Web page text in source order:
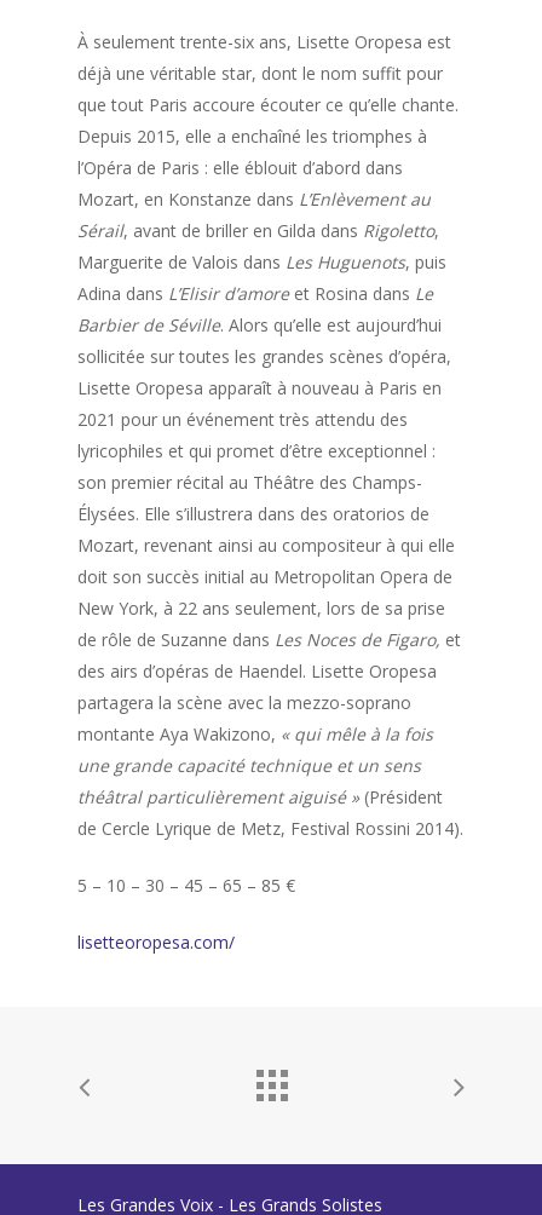
À seulement trente-six ans, Lisette Oropesa est
déjà une véritable star, dont le nom suffit pour
que tout Paris accoure écouter ce qu’elle chante.
Depuis 2015, elle a enchaîné les triomphes à
l’Opéra de Paris : elle éblouit d’abord dans
Mozart, en Konstanze dans L’Enlèvement au
Sérail, avant de briller en Gilda dans Rigoletto,
Marguerite de Valois dans Les Huguenots, puis
Adina dans L’Elisir d’amoreet Rosina dans Le
Barbier de Séville. Alors qu’elle est aujourd’hui
sollicitée sur toutes les grandes scènes d’opéra,
Lisette Oropesa apparaît à nouveau à Paris en
2021 pour un événement très attendu des
lyricophiles et qui promet d’être exceptionnel :
son premier récital au Théâtre des Champs-
Élysées. Elle s’illustrera dans des oratorios de
Mozart, revenant ainsi au compositeur à qui elle
doit son succès initial au Metropolitan Opera de
New York, à 22 ans seulement, lors de sa prise
de rôle de Suzanne dans Les Noces de Figaro, et
des airs d’opéras de Haendel. Lisette Oropesa
partagera la scène avec la mezzo-soprano
montante Aya Wakizono, « qui mêle à la fois
une grande capacité technique et un sens
théâtral particulièrement aiguisé »(Président
de Cercle Lyrique de Metz, Festival Rossini 2014).
5 – 10 – 30 – 45 – 65 – 85 €
lisetteoropesa.com/
Les Grandes Voix - Les Grands Solistes